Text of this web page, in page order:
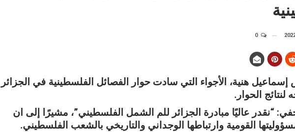
هنية، الأجواء التي سادت حوار الفصائل الفلسطينية في الجزائر
لنتائج الحوار.
“نقدر عاليًا مبادرة الجزائر للم الشمل الفلسطيني”، مشيرًا إلى ان
القومية وارتباطها الوجداني والتاريخي بالشعب الفلسطيني.